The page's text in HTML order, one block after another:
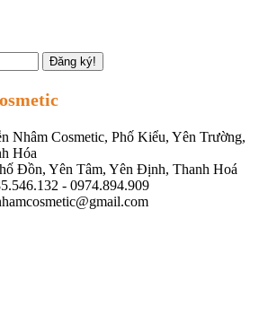
Đăng ký!
Nhâm Cosmetic, Phố Kiểu, Yên Trường,
Hóa
Đồn, Yên Tâm, Yên Định, Thanh Hoá
- 0974.894.909